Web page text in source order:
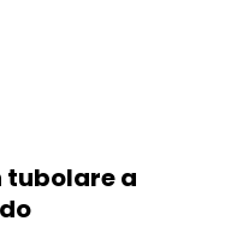
tubolare a